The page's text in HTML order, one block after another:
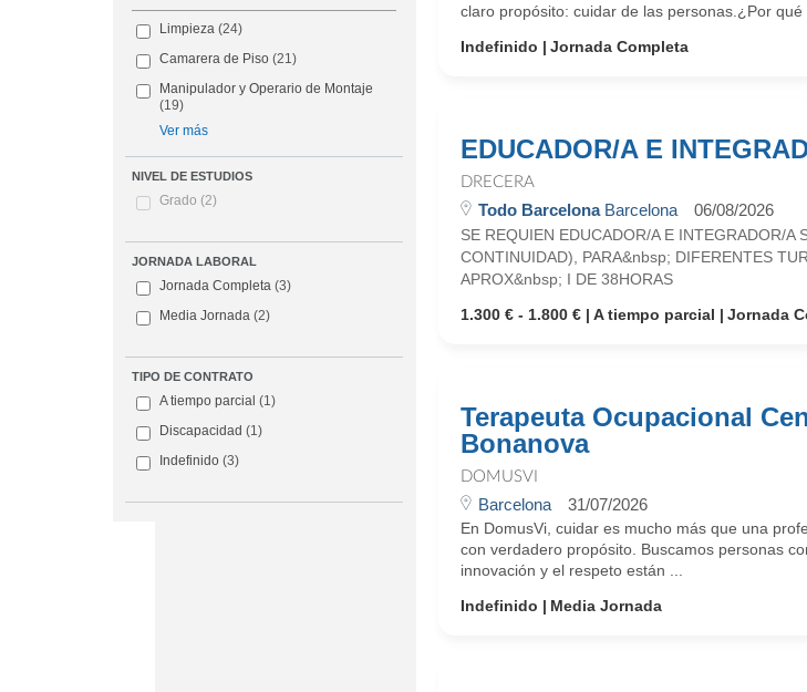
Limpieza (24)
Camarera de Piso (21)
Manipulador y Operario de Montaje
(19)
Ver más
NIVEL DE ESTUDIOS
Grado (2)
JORNADA LABORAL
Jornada Completa (3)
Media Jornada (2)
TIPO DE CONTRATO
A tiempo parcial (1)
Discapacidad (1)
Indefinido (3)
claro propósito: cuidar de las personas.¿Por qué
Indefinido
Jornada Completa
EDUCADOR/A E
DRECERA
Todo BarcelonaBarcelona 06/08/2026
SE REQUIEN EDUCADOR/A E INTEGRADOR/A
CONTINUIDAD), PARA&nbsp; DIFERENTES
APROX&nbsp; I DE 38HORAS
1.300 € - 1.800 €
A tiempo parcial Jornada
Terapeuta Ocupacional
Bonanova
DOMUSVI
Barcelona 31/07/2026
En DomusVi, cuidar es mucho más que una
con verdadero propósito. Buscamos personas
innovación y el respeto están ...
Indefinido
Media Jornada